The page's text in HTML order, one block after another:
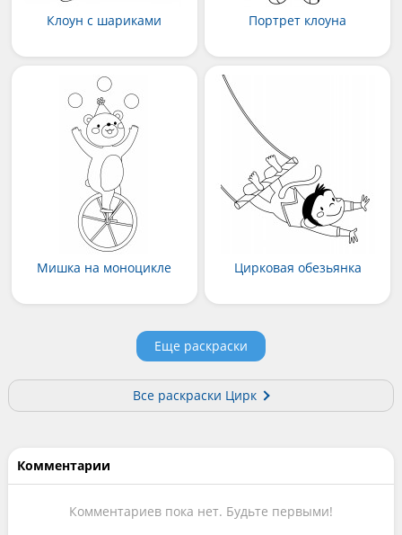
Клоун с шариками Портрет клоуна
Мишка на моноцикле Цирковая обезьянка
Еще раскраски
Все раскраски Цирк
Комментарии
Комментариев пока нет. Будьте первыми!